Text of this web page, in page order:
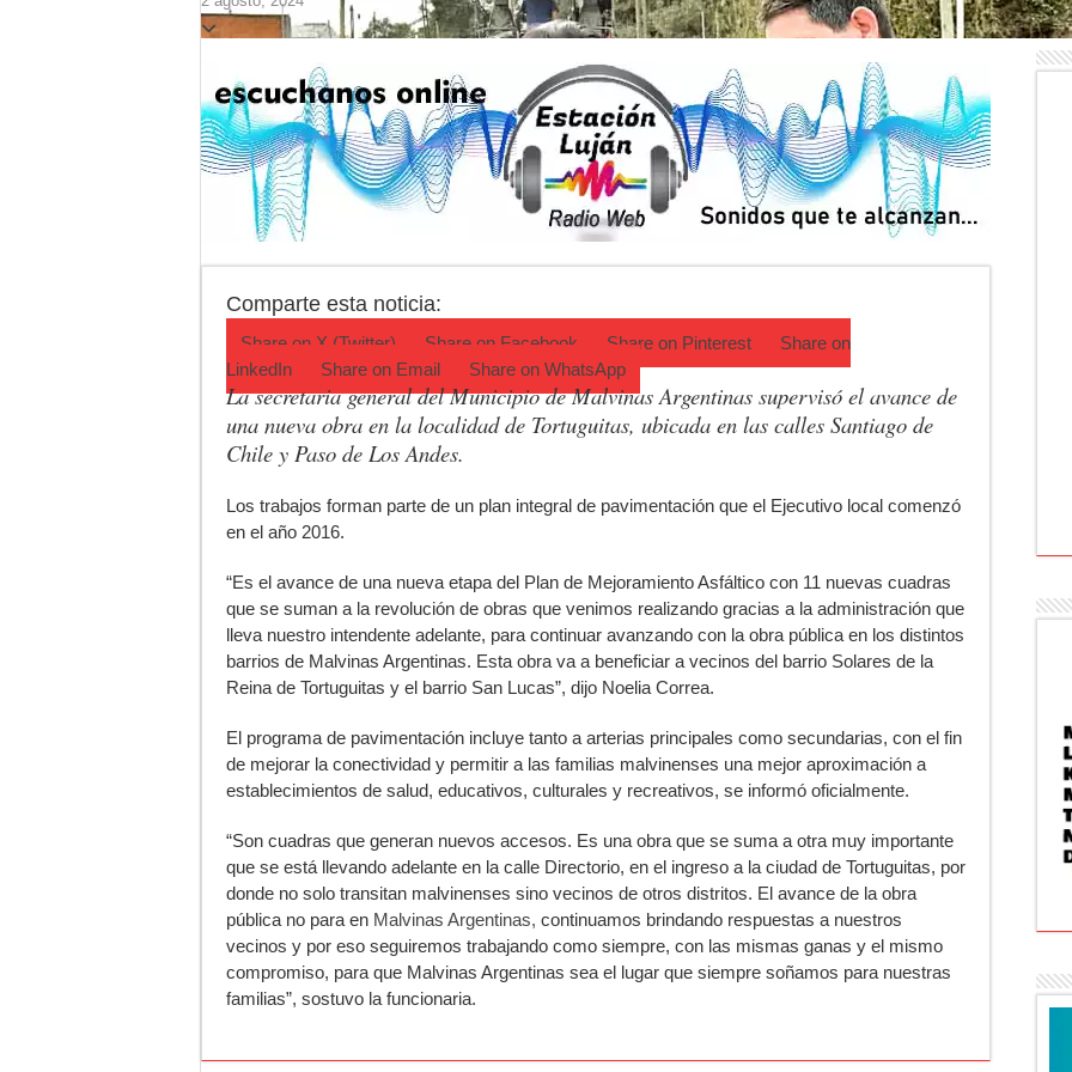
Agenda del Teatro Trinidad Guevara: agosto llega con una cartelera para todos los
ANMAT retiró productos tras detectar un robo que compromete su trazabilidad
Fiesta de la Galleta de Campo: Tomás Jofré se prepara para otra celebración tradicional
Luján volvió al Campeonato Provincial de bochas
Torres se prepara para una nueva fiesta gastronómica
Patentes: La Provincia lanzó un asistente virtual para consultar infracciones por WhatsApp
Comparte esta noticia:
Share on X (Twitter) Share on Facebook Share on Pinterest
Share on
LinkedIn
Share on Email Share on WhatsApp
La secretaria general del Municipio de Malvinas Argentinas supervisó el avance de
una nueva obra en la localidad de Tortuguitas, ubicada en las calles Santiago de
Chile y Paso de Los Andes.
Los trabajos forman parte de un plan integral de pavimentación que el Ejecutivo local comenzó
en el año 2016.
“Es el avance de una nueva etapa del Plan de Mejoramiento Asfáltico con 11 nuevas cuadras
que se suman a la revolución de obras que venimos realizando gracias a la administración que
lleva nuestro intendente adelante, para continuar avanzando con la obra pública en los distintos
barrios de Malvinas Argentinas. Esta obra va a beneficiar a vecinos del barrio Solares de la
Reina de Tortuguitas y el barrio San Lucas”, dijo Noelia Correa.
El programa de pavimentación incluye tanto a arterias principales como secundarias, con el fin
de mejorar la conectividad y permitir a las familias malvinenses una mejor aproximación a
establecimientos de salud, educativos, culturales y recreativos, se informó oficialmente.
“Son cuadras que generan nuevos accesos. Es una obra que se suma a otra muy importante
que se está llevando adelante en la calle Directorio, en el ingreso a la ciudad de Tortuguitas, por
donde no solo transitan malvinenses sino vecinos de otros distritos. El avance de la obra
pública no para en Malvinas Argentinas, continuamos brindando respuestas a nuestros
vecinos y por eso seguiremos trabajando como siempre, con las mismas ganas y el mismo
compromiso, para que Malvinas Argentinas sea el lugar que siempre soñamos para nuestras
familias”, sostuvo la funcionaria.